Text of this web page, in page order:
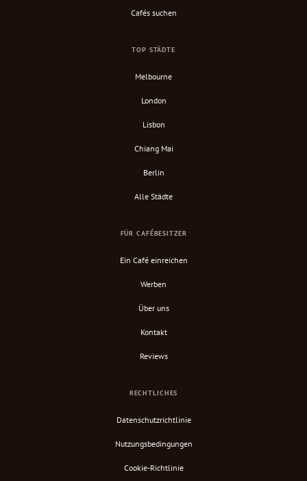
Cafés suchen
TOP STÄDTE
Melbourne
London
Lisbon
Chiang Mai
Berlin
Alle Städte
FÜR CAFÉBESITZER
Ein Café einreichen
Werben
Über uns
Kontakt
Reviews
RECHTLICHES
Datenschutzrichtlinie
Nutzungsbedingungen
Cookie-Richtlinie